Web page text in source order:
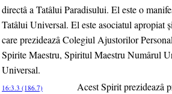
directâ a Tatâlui Paradisului. El este o
Tatâlui Universal. El este asociatul
care prezideazâ Colegiul Ajustorilor
Spirite Maestru, Spiritul Maestru Numârul
Universal.
16:3.3 (186.7)
Acest Spirit prezideazâ